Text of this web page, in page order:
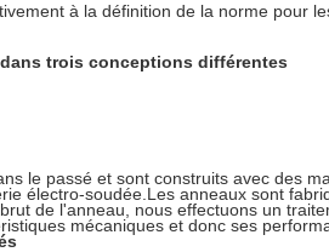
à la définition de la norme pour
trois conceptions différentes
le passé et sont construits avec des
électro-soudée.Les anneaux sont
de l'anneau, nous effectuons un
mécaniques et donc ses